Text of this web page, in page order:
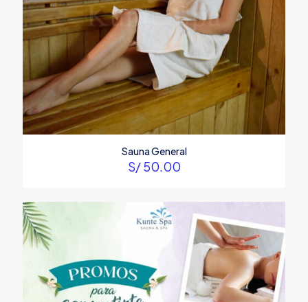
Name
Sauna General
S/50.00